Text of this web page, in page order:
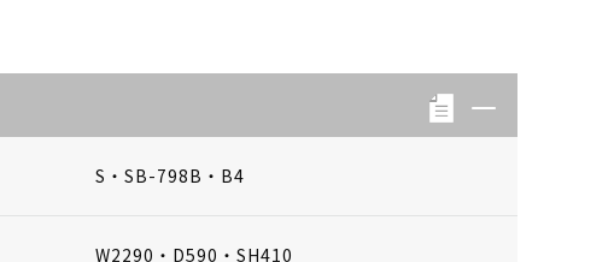
S・SB-798B・B4
W2290・D590・SH410